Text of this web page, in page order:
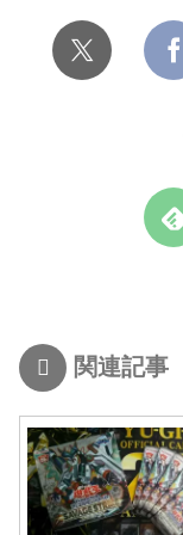
関連記事